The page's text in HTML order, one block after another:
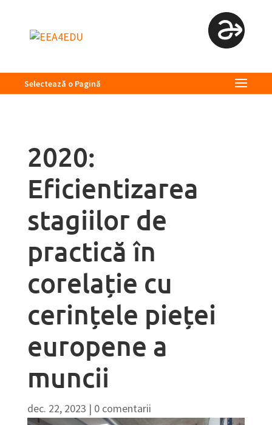
Selectează o Pagină
2020:
Eficientizarea
stagiilor de
practică în
corelație cu
cerințele pieței
europene a
muncii
dec. 22, 2023 | 0 comentarii